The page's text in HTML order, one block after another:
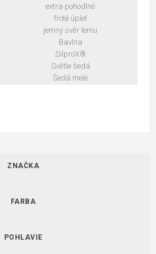
extra pohodlné
froté úplet
jemný svěr lemu
Bavlna
SilproX®
Světle šedá
Šedá melé
ZNAČKA
FARBA
POHLAVIE